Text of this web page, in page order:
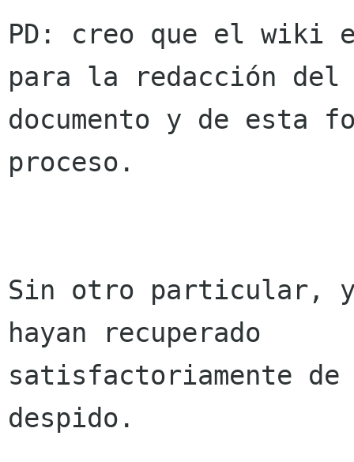
PD: creo que el wiki
para la redacción del
documento y de esta
proceso.
Sin otro particular, y
hayan recuperado
satisfactoriamente
despido.